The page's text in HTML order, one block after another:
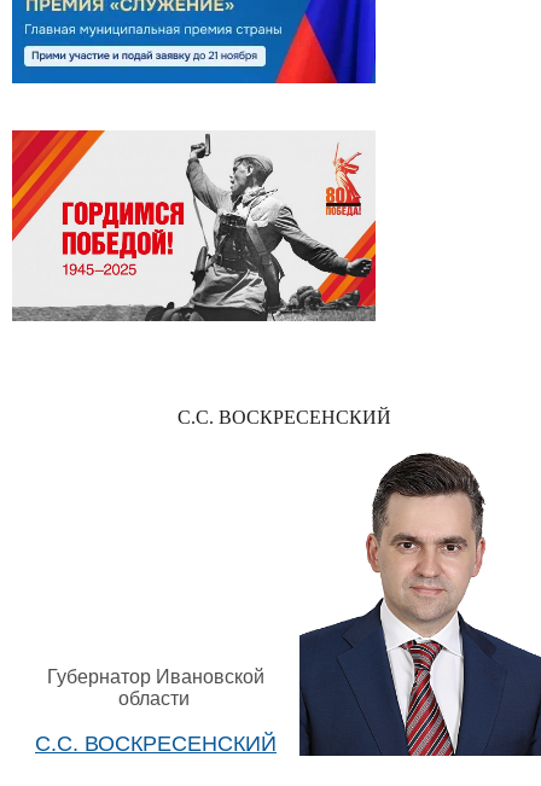
С.С. ВОСКРЕСЕНСКИЙ
Губернатор Ивановской
области
С.С. ВОСКРЕСЕНСКИЙ